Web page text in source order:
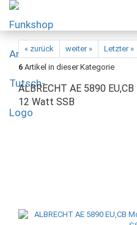
« zurück weiter »
Letzter »
6 Artikel in dieser Kategorie
ALBRECHT AE 5890
12 Watt SSB